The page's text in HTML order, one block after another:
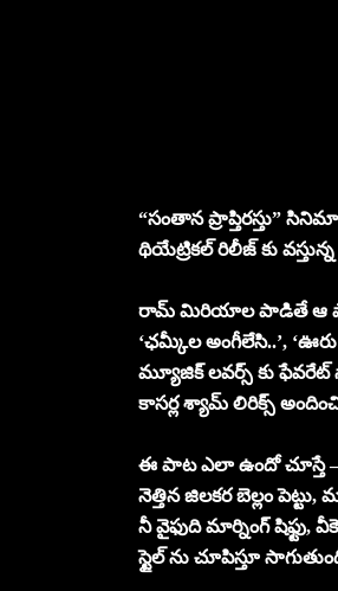
“సంతాన ప్రాప్తిరస్తు”
థియేట్రికల్ రిలీజ్ కు
రామ్ మిరియాల పాడితే ఆ పాట
‘ఛమ్కీల అంగీలేసి..’,
మ్యూజిక్ లవర్స్ కు
కాసర్ల శ్యామ్ లిరిక్స్
ఈ పాట ఎలా ఉందో చూస్తే –
నెత్తిన జిలకర బెల్లం పెట్టు,
నీ వైఫుది మార్నింగ్ షిఫ్టు,
స్టైల్ ను చూపిస్తూ